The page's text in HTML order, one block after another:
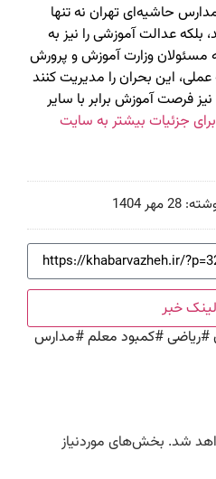
حاشیه‌ای تهران نه تنها
عدالت آموزشی را نیز به
مسئولان وزارت آموزش و پرورش
عملی، این بحران را مدیریت کنند
فرصت آموزش برابر با سایر
برای جزئیات بیشتر به سایت
28 مهر 1404
خبر
#ریاضی#کمبود معلم#مدارس
شد. بخش‌های موردنیاز